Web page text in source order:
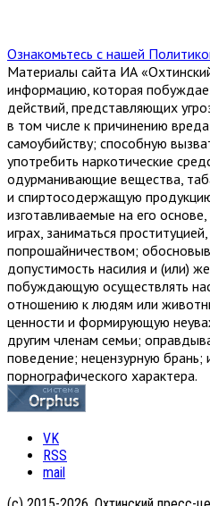
Ознакомьтесь с нашей
Материалы сайта ИА
информацию, которая
действий, представляющих
в том числе к причинению
самоубийству; способную
употребить наркотические
одурманивающие вещества,
и спиртосодержащую
изготавливаемые на его
играх, заниматься
попрошайничеством;
допустимость насилия и (или)
побуждающую осуществлять
отношению к людям или
ценности и формирующую
другим членам семьи;
поведение; нецензурную
порнографического характера.
VK
RSS
mail